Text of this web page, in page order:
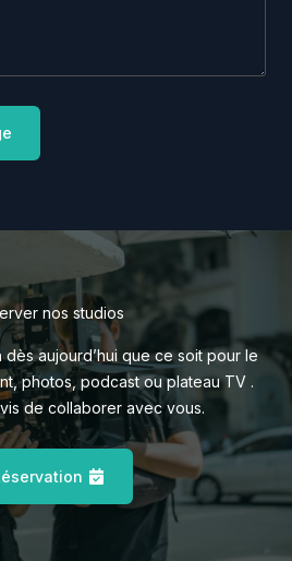
nos studios
aujourd’hui que ce soit pour le
photos, podcast ou plateau TV .
de collaborer avec vous.